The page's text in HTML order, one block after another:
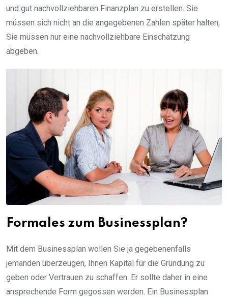
und gut nachvollziehbaren Finanzplan zu erstellen. Sie
müssen sich nicht an die angegebenen Zahlen später halten,
Sie müssen nur eine nachvollziehbare Einschätzung
abgeben.
Formales zum Businessplan?
Mit dem Businessplan wollen Sie ja gegebenenfalls
jemanden überzeugen, Ihnen Kapital für die Gründung zu
geben oder Vertrauen zu schaffen. Er sollte daher in eine
ansprechende Form gegossen werden. Ein Businessplan